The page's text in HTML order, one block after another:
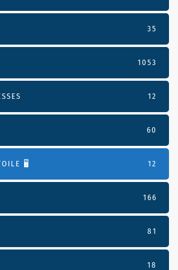
35
1053
12
60
🖥️ 12
166
81
18